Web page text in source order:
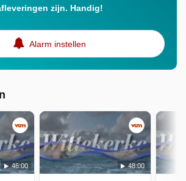
zijn. Handig!
Alarm instellen
46:00 48:00